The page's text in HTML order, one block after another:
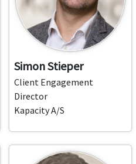
Simon Stieper
Client Engagement
Director
Kapacity A/S